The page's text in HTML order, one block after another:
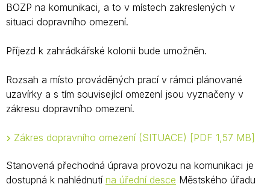
BOZP na komunikaci, a to v místech zakreslených v
situaci dopravního omezení.
Příjezd k zahrádkářské kolonii bude umožněn.
Rozsah a místo prováděných prací v rámci plánované
uzavírky a s tím související omezení jsou vyznačeny v
zákresu dopravního omezení.
Zákres dopravního omezení (SITUACE) PDF 1,57 MB
Stanovená přechodná úprava provozu na komunikaci je
dostupná k nahlédnutí na úřední desce Městského úřadu